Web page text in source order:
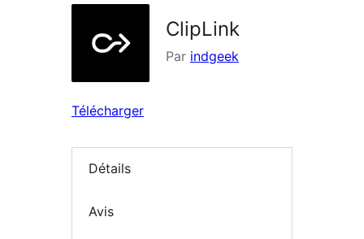
ClipLink
Par indgeek
Télécharger
Détails
Avis